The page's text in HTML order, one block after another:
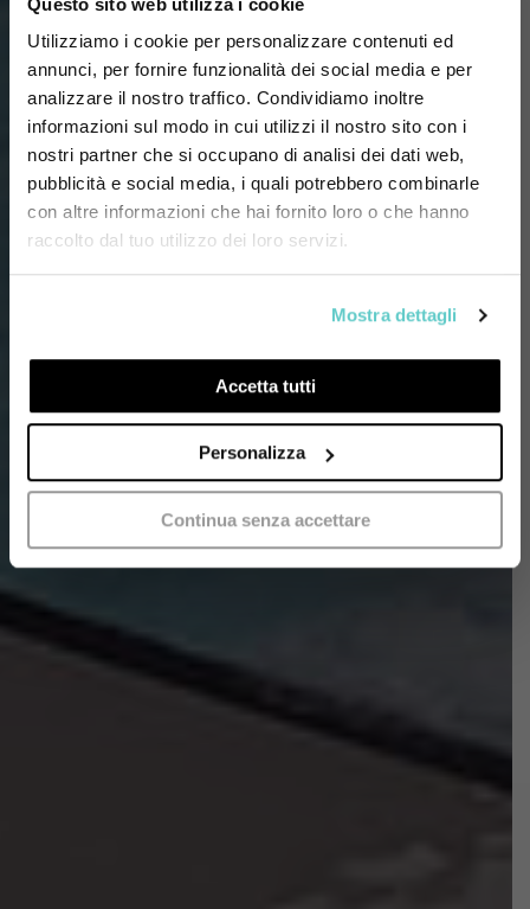
Utilizziamo i cookie per personalizzare contenuti ed
annunci, per fornire funzionalità dei social media e per
analizzare il nostro traffico. Condividiamo inoltre
informazioni sul modo in cui utilizzi il nostro sito con i
nostri partner che si occupano di analisi dei dati web,
pubblicità e social media, i quali potrebbero combinarle
con altre informazioni che hai fornito loro o che hanno
raccolto dal tuo utilizzo dei loro servizi.
Mostra dettagli
Accetta tutti
Personalizza
Continua senza accettare